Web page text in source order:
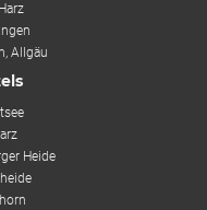
Allgäu
Heide